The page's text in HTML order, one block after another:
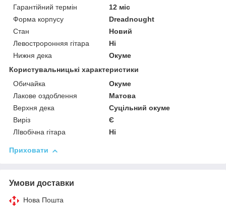
Гарантійний термін
12 міс
Форма корпусу
Dreadnought
Стан
Новий
Левостроронняя гітара
Ні
Нижня дека
Окуме
Користувальницькі характеристики
Обичайка
Окуме
Лакове оздоблення
Матова
Верхня дека
Суцільний окуме
Виріз
Є
ЛІвобічна гітара
Ні
Приховати
Умови доставки
Нова Пошта